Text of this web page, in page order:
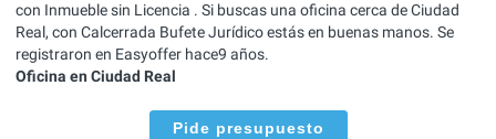
con Inmueble sin Licencia . Si buscas una oficina cerca de Ciudad
Real, con Calcerrada Bufete Jurídico estás en buenas manos. Se
registraron en Easyoffer hace9 años.
Oficina en Ciudad Real
Pide presupuesto